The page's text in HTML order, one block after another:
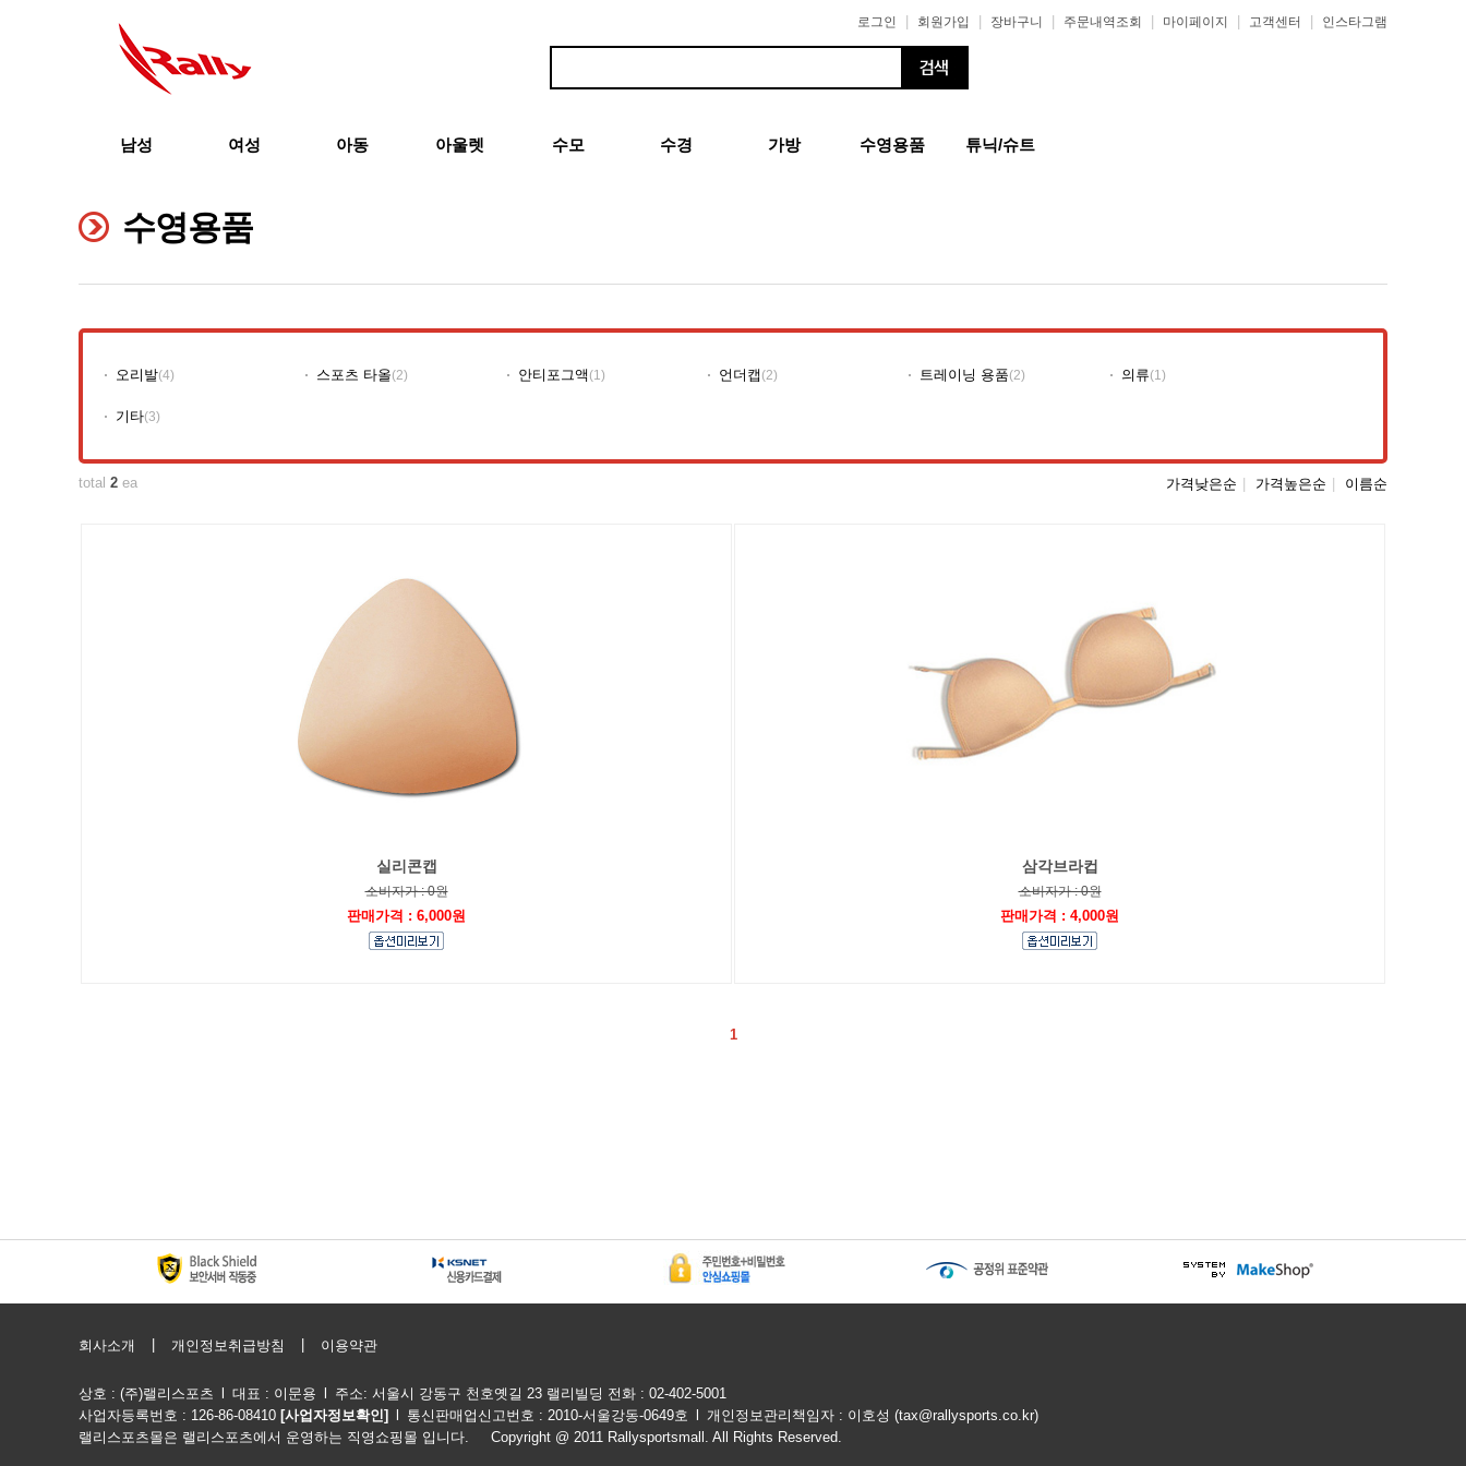
로그인 회원가입 장바구니 주문내역조회 마이페이지 고객센터 인스타그램
남성 여성 아동 아울렛 수모 수경 가방 수영용품 튜닉/슈트
수영용품
오리발(4) 스포츠 타올(2) 안티포그액 (1) 언더캡 (2) 트레이닝 용품(2) 의류(1)
기타(3)
total 2 ea 가격낮은순 가격높은순 이름순
실리콘캡
소비자가 : 0원
판매가격 : 6,000원
삼각브라컵
소비자가 : 0원
판매가격 : 4,000원
1
회사소개 개인정보취급방침 이용약관
상호 : (주)랠리스포츠 대표 : 이문용
주소: 서울시 강동구 천호옛길 23 랠리빌딩 전화 : 02-402-5001
사업자등록번호 : 126-86-08410 [사업자정보확인] 통신판매업신고번호 : 2010-서울강동-0649호 개인정보관리책임자 : 이호성 (tax@rallysports.co.kr)
랠리스포츠몰은 랠리스포츠에서 운영하는 직영쇼핑몰 입니다. Copyright @ 2011 Rallysportsmall. All Rights Reserved.